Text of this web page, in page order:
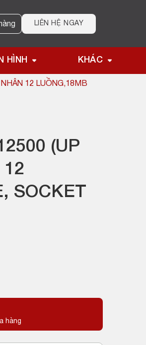
LIÊN HỆ NGAY
HÌNH KHÁC
12 LUỒNG,18MB
(UP
12
SOCKET
hàng